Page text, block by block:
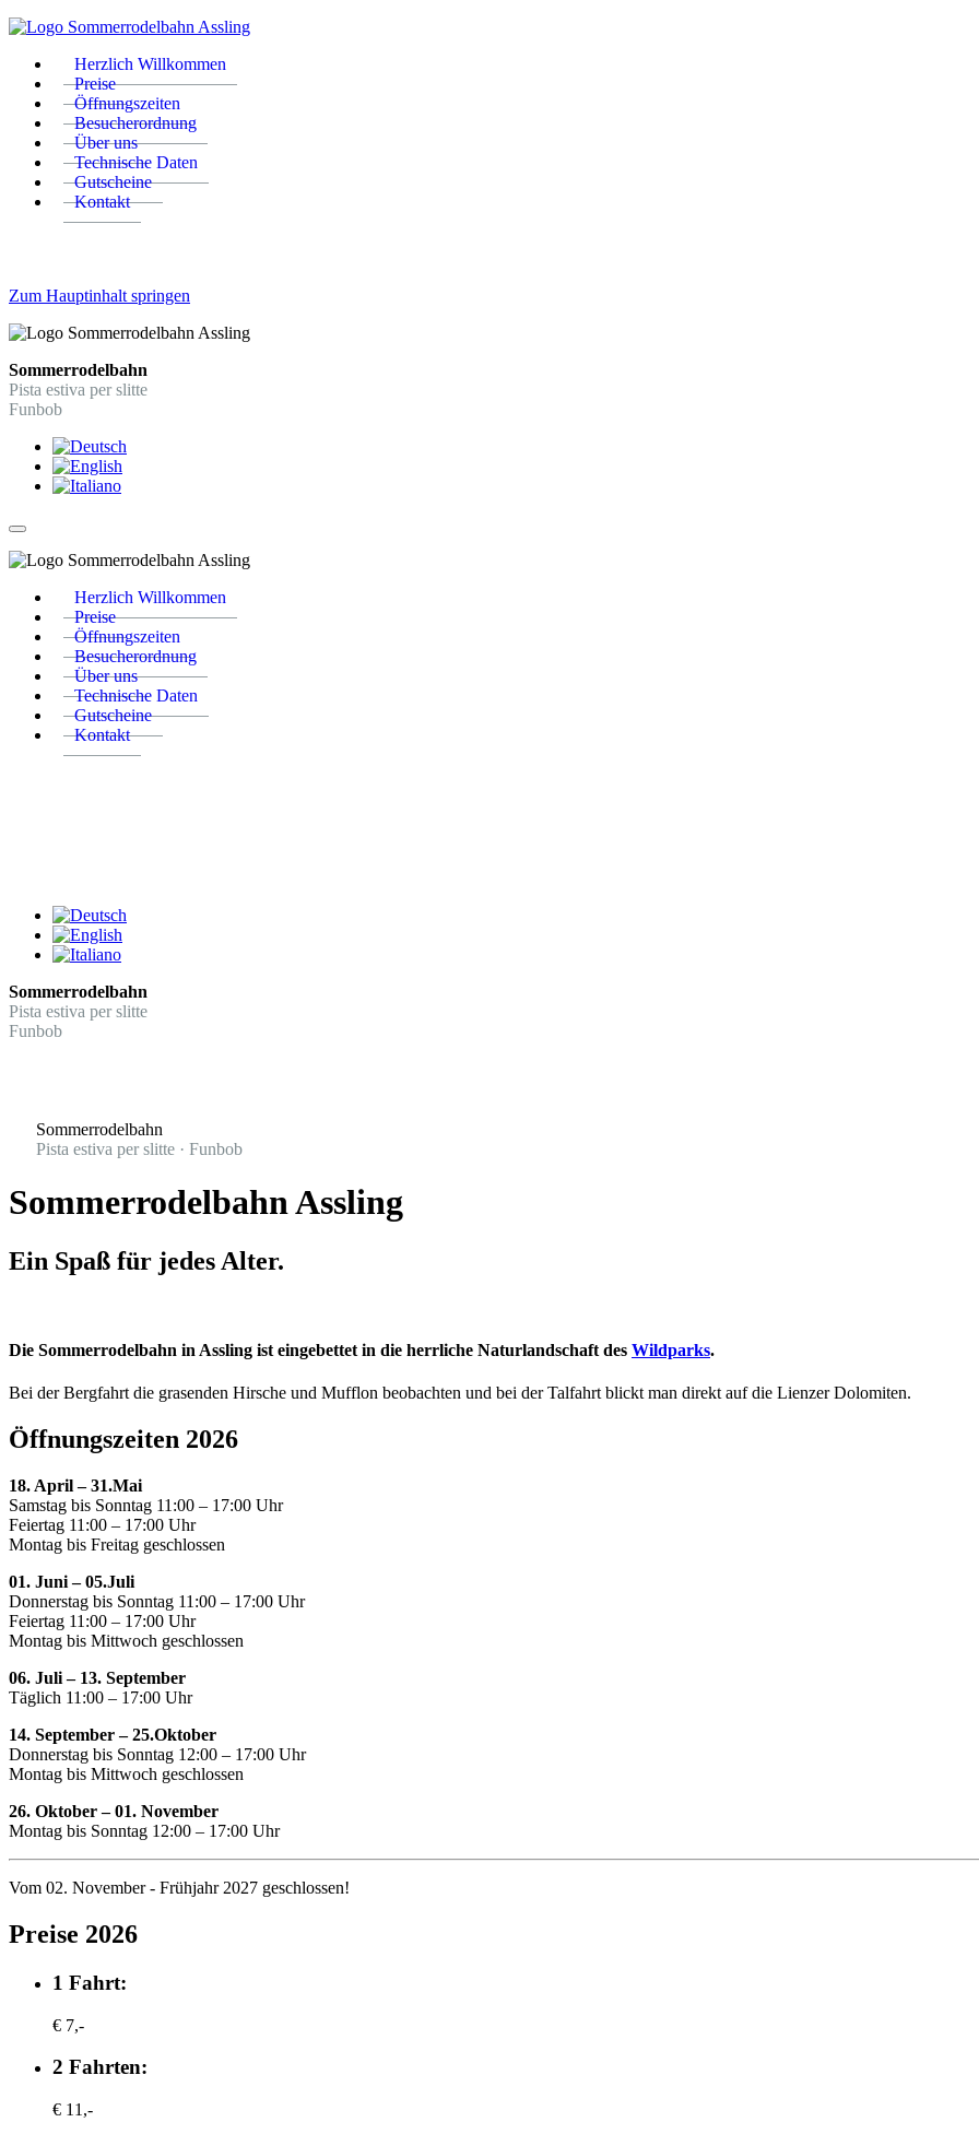
Herzlich Willkommen
Preise
Öffnungszeiten
Besucherordnung
Über uns
Technische Daten
Gutscheine
Kontakt
Zum Hauptinhalt springen
Sommerrodelbahn
Pista estiva per slitte
Funbob
Herzlich Willkommen
Preise
Öffnungszeiten
Besucherordnung
Über uns
Technische Daten
Gutscheine
Kontakt
Sommerrodelbahn
Pista estiva per slitte
Funbob
Sommerrodelbahn
Pista estiva per slitte · Funbob
Sommerrodelbahn Assling
Ein Spaß für jedes Alter.
Die Sommerrodelbahn in Assling ist eingebettet in die herrliche Naturlandschaft des Wildparks.
Bei der Bergfahrt die grasenden Hirsche und Mufflon beobachten und bei der Talfahrt blickt man direkt auf die Lienzer Dolomiten.
Öffnungszeiten 2026
18. April – 31.Mai
Samstag bis Sonntag 11:00 – 17:00 Uhr
Feiertag 11:00 – 17:00 Uhr
Montag bis Freitag geschlossen
01. Juni – 05.Juli
Donnerstag bis Sonntag 11:00 – 17:00 Uhr
Feiertag 11:00 – 17:00 Uhr
Montag bis Mittwoch geschlossen
06. Juli – 13. September
Täglich 11:00 – 17:00 Uhr
14. September – 25.Oktober
Donnerstag bis Sonntag 12:00 – 17:00 Uhr
Montag bis Mittwoch geschlossen
26. Oktober – 01. November
Montag bis Sonntag 12:00 – 17:00 Uhr
Vom 02. November - Frühjahr 2027 geschlossen!
Preise 2026
1 Fahrt:
€ 7,-
2 Fahrten:
€ 11,-